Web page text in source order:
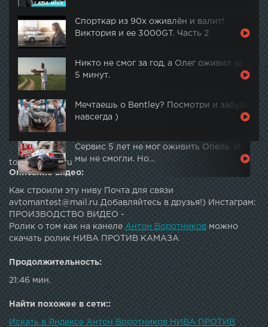
Спорткар из 90х оживлён и валит!
Виктория и ее 3000GT. Часть 2
Никто не смог за год, а Олег оживил за
5 минут.
Мечтаешь о Bentley? Посмотри и забудь
навсегда )
Сервис 5 лет не мог оживить Опель. И
мы не смогли. Но…
topautotube.ru
Описание видео:
Как строили эту ниву Почта для связи
avtomantest@mail.ru Добавляйтесь в друзья!) Инстаграм:
ПРОИЗВОДСТВО ВИДЕО -
Ролик о том как на канелеАнтон Воротниковможно
скачать ролик НИВА ПРОТИВ КАМАЗА
Продолжительность:
21:46 мин.
Найти похожее в сети::
Искать в Яндексе Антон Воротников НИВА ПРОТИВ